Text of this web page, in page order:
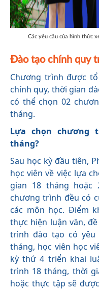
Các yêu cầu của hình thức
Đào tạo chính quy
Chương trình được
chính quy, thời gian
có thể chọn 02
tháng.
Lựa chọn chương
tháng?
Sau học kỳ đầu tiên,
học viên về việc lựa
gian 18 tháng hoặc
chương trình đều có
các môn học. Điểm
thực hiện luận văn,
trình đào tạo có
tháng, học viên học
kỳ thứ 4 triển khai
trình 18 tháng, thời
hoặc thực tập sẽ